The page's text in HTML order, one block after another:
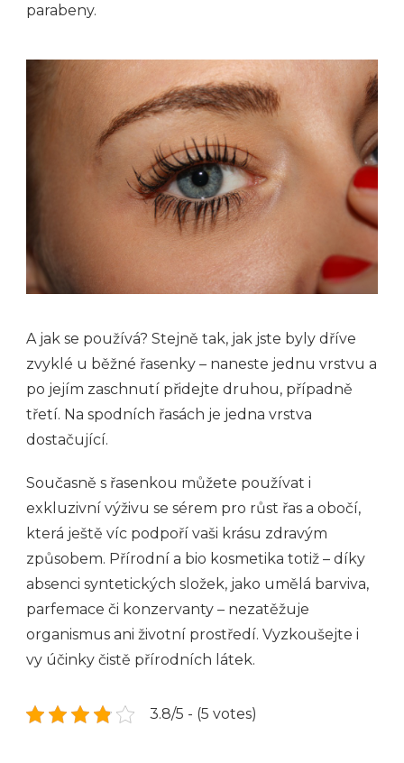
parabeny.
A jak se používá? Stejně tak, jak jste byly dříve
zvyklé u běžné řasenky – naneste jednu vrstvu a
po jejím zaschnutí přidejte druhou, případně
třetí. Na spodních řasách je jedna vrstva
dostačující.
Současně s řasenkou můžete používat i
exkluzivní výživu se sérem pro růst řas a obočí,
která ještě víc podpoří vaši krásu zdravým
způsobem. Přírodní a bio kosmetika totiž – díky
absenci syntetických složek, jako umělá barviva,
parfemace či konzervanty – nezatěžuje
organismus ani životní prostředí. Vyzkoušejte i
vy účinky čistě přírodních látek.
3.8/5 - (5 votes)